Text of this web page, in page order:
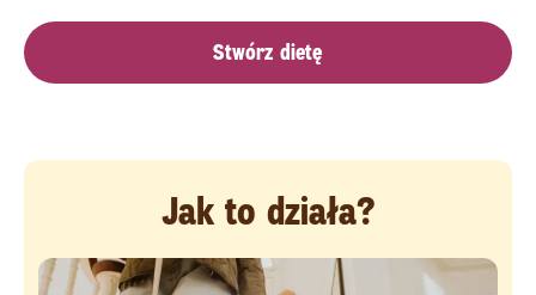
Stwórz dietę
Jak to działa?